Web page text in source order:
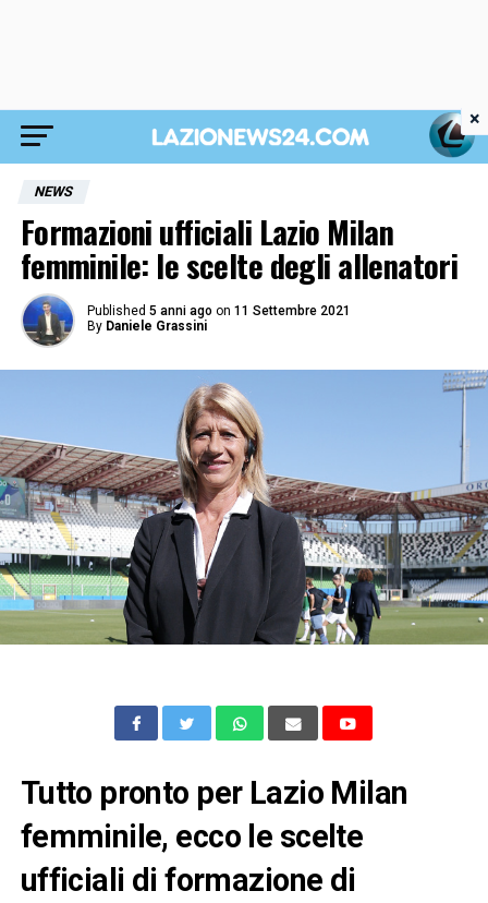
NEWS
Formazioni ufficiali Lazio Milan
femminile: le scelte degli allenatori
Published 5 anni ago on 11 Settembre 2021
By Daniele Grassini
Tutto pronto per Lazio Milan
femminile, ecco le scelte
ufficiali di formazione di
×